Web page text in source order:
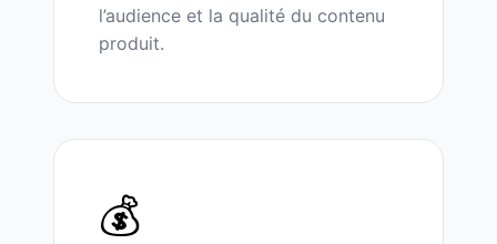
l’audience et la qualité du contenu
produit.
💰